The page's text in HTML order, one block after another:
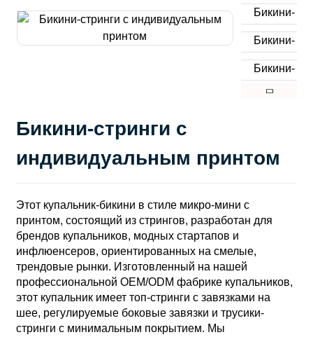
Бикини-стринги с
индивидуальным принтом
Этот купальник-бикини в стиле микро-мини с
принтом, состоящий из стрингов, разработан для
брендов купальников, модных стартапов и
инфлюенсеров, ориентированных на смелые,
трендовые рынки. Изготовленный на нашей
профессиональной OEM/ODM фабрике купальников,
этот купальник имеет топ-стринги с завязками на
шее, регулируемые боковые завязки и трусики-
стринги с минимальным покрытием. Мы